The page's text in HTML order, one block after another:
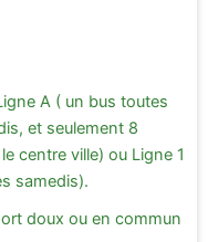
A ( un bus toutes
et seulement 8
centre ville) ou Ligne 1
samedis).
doux ou en commun